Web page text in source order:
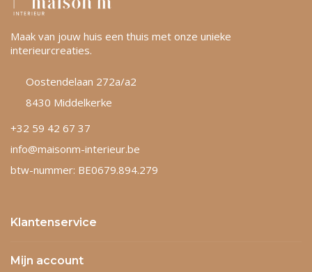
Maak van jouw huis een thuis met onze unieke
interieurcreaties.
Oostendelaan 272a/a2
8430 Middelkerke
+32 59 42 67 37
info@maisonm-interieur.be
btw-nummer: BE0679.894.279
Klantenservice
Mijn account